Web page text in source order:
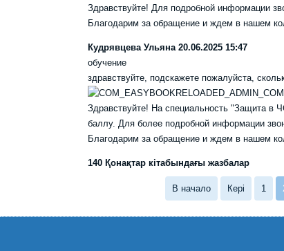
Здравствуйте! Для подробной информации
Благодарим за обращение и ждем в нашем
Кудрявцева Ульяна 20.06.2025 15:47
обучение
здравствуйте, подскажете пожалуйста,
Здравствуйте! На специальность "Защита в
баллу. Для более подробной информации
Благодарим за обращение и ждем в нашем
140 Қонақтар кітабындағы жазбалар
В начало Кері 1